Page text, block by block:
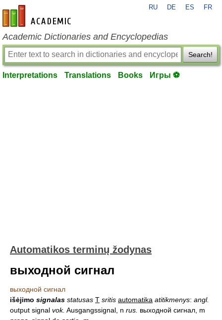
en-academic.com
RU DE ES FR
Academic Dictionaries and Encyclopedias
Search!
Interpretations Translations Books Игры ⚽
Automatikos terminų žodynas
выходной сигнал
выходной сигнал
išėjimo signalas statusas T sritis automatika atitikmenys: angl.
output signal vok. Ausgangssignal, n rus. выходной сигнал, m